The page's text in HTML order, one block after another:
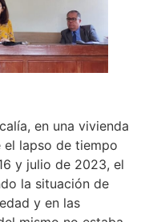
en una vivienda
el lapso de tiempo
y julio de 2023, el
la situación de
y en las